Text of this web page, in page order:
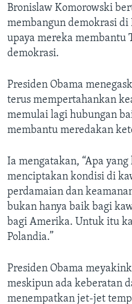
Bronislaw Komorowski
membangun demokrasi di
upaya mereka membantu
demokrasi.
Presiden Obama
terus mempertahankan
memulai lagi hubungan
membantu meredakan
Ia mengatakan, “Apa
menciptakan kondisi di
perdamaian dan
bukan hanya baik bagi
bagi Amerika. Untuk itu
Polandia.”
Presiden Obama
meskipun ada keberatan
menempatkan jet-jet